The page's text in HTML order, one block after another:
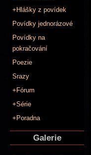
+Hlášky z povídek
Povídky jednorázové
Povídky na
pokračování
Poezie
Srazy
+Fórum
+Série
+Poradna
Galerie